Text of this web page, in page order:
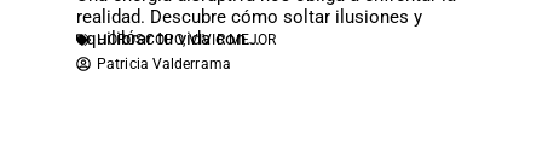
realidad. Descubre cómo soltar ilusiones y
equilibrar tu vida con...
HORÓSCOPO,VIVIR MEJOR
Patricia Valderrama